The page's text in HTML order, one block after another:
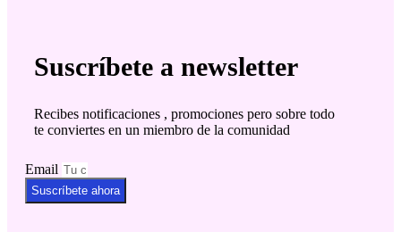
Suscríbete a newsletter
Recibes notificaciones , promociones pero sobre todo
te conviertes en un miembro de la comunidad
Email
Suscríbete ahora